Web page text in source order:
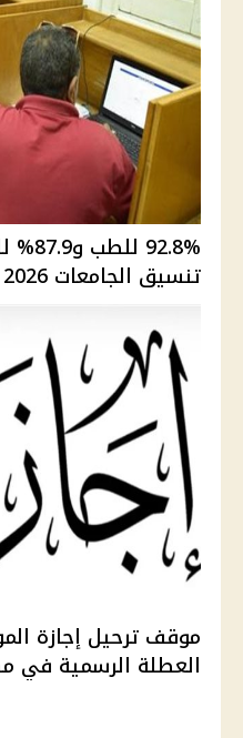
تنسيق الجامعات 2026 وأماكن المرحلة ...
العطلة الرسمية في